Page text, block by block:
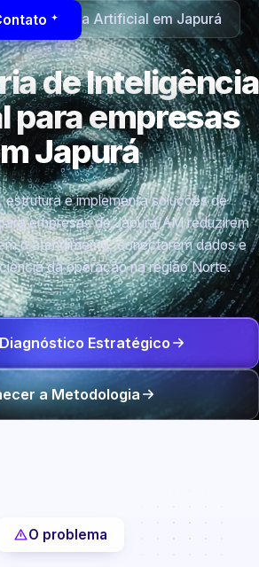
Inteligência Artificial em Japurá
de Inteligência
para empresas
Japurá
e implementa soluções de
empresas de Japurá/AM reduzirem
o atendimento, conectarem dados e
da operação na região Norte.
Estratégico
a Metodologia
O problema